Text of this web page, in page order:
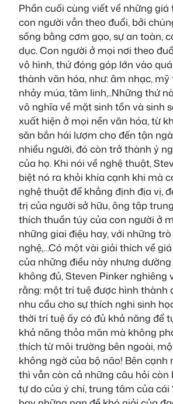
Phần cuối cùng viết về những
con người vẫn theo đuổi, bởi
sống bằng cơm gạo, sự an toàn,
dục. Con người ở mọi nơi theo
vô hình, thứ đóng góp lớn vào
thành văn hóa, như: âm nhạc, mỹ
nhảy múa, tâm linh,..Những thứ
vô nghĩa về mặt sinh tồn và sinh
xuất hiện ở mọi nền văn hóa, từ
săn bắn hái lượm cho đến tận
nhiều người, đó còn trở thành ý
của họ. Khi nói về nghệ thuật,
biệt nó ra khỏi khía cạnh khi mà
nghệ thuật để khẳng định địa vị,
trị của người sở hữu, ông tập
thích thuần túy của con người ở
những giai điệu hay, với những
nghệ,…Có một vài giải thích về
của những điều này nhưng
không đủ, Steven Pinker nghiêng
rằng: một trí tuệ được hình thành
nhu cầu cho sự thích nghi sinh
thời trí tuệ ấy có đủ khả năng để
khả năng thỏa mãn mà không
thích từ môi trường bên ngoài,
không ngờ của bộ não! Bên cạnh
thì vẫn còn cả những câu hỏi còn
tự do của ý chí, trung tâm của cái